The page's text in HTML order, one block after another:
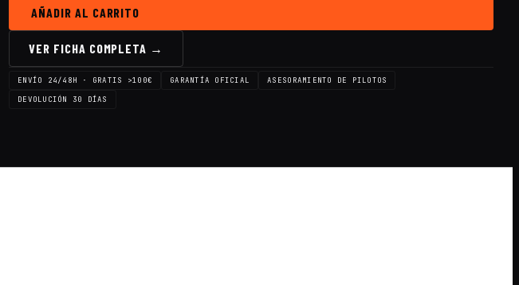
para
85X
Beta75X
pro
AÑADIR AL CARRITO
VER FICHA COMPLETA →
ENVÍO 24/48H · GRATIS >100€ GARANTÍA OFICIAL
ASESORAMIENTO DE PILOTOS
DEVOLUCIÓN 30 DÍAS